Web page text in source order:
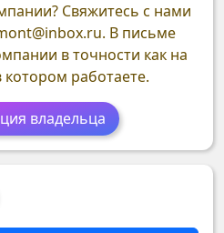
Свяжитесь с нами
В письме
в точности как на
котором работаете.
владельца